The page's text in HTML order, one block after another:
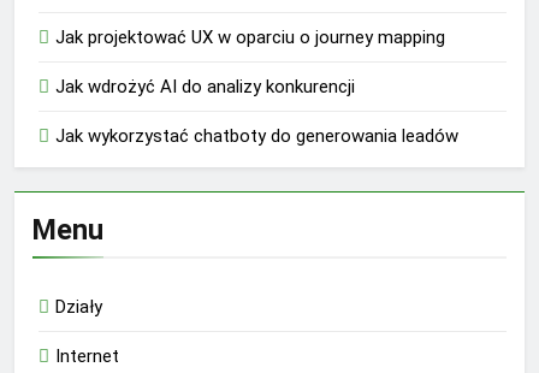
Jak projektować UX w oparciu o journey mapping
Jak wdrożyć AI do analizy konkurencji
Jak wykorzystać chatboty do generowania leadów
Menu
Działy
Internet